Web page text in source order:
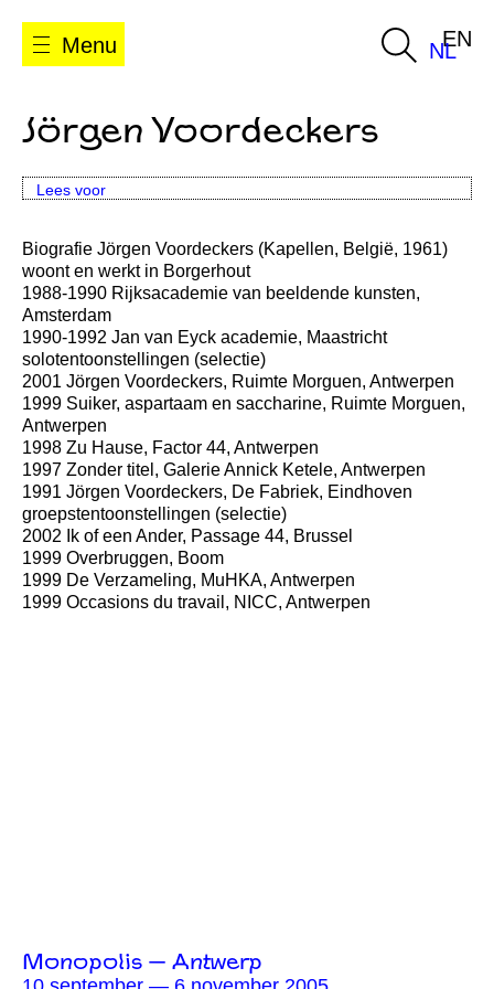
Menu NLEN
Jörgen Voordeckers
Lees voor
Biografie Jörgen Voordeckers (Kapellen, België, 1961)
woont en werkt in Borgerhout
1988-1990 Rijksacademie van beeldende kunsten,
Amsterdam
1990-1992 Jan van Eyck academie, Maastricht
solotentoonstellingen (selectie)
2001 Jörgen Voordeckers, Ruimte Morguen, Antwerpen
1999 Suiker, aspartaam en saccharine, Ruimte Morguen,
Antwerpen
1998 Zu Hause, Factor 44, Antwerpen
1997 Zonder titel, Galerie Annick Ketele, Antwerpen
1991 Jörgen Voordeckers, De Fabriek, Eindhoven
groepstentoonstellingen (selectie)
2002 Ik of een Ander, Passage 44, Brussel
1999 Overbruggen, Boom
1999 De Verzameling, MuHKA, Antwerpen
1999 Occasions du travail, NICC, Antwerpen
Monopolis — Antwerp